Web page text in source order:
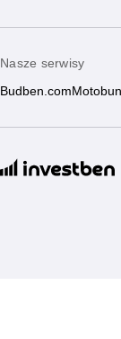
Nasze serwisy
Budben.com